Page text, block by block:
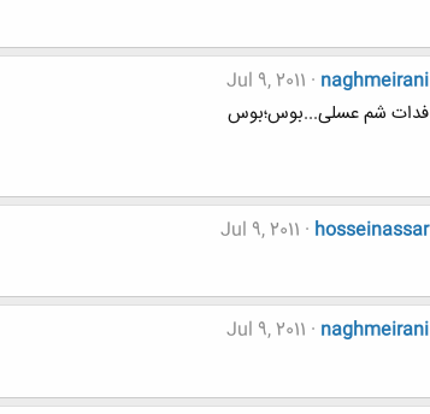
naghmeirani
Jul 9, 2011
فدات شم عسلی...بوس؛بوس
hosseinassar
Jul 9, 2011
naghmeirani
Jul 9, 2011